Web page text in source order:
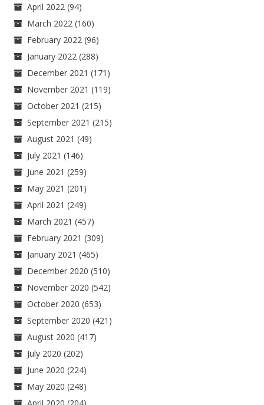
April 2022 (94)
March 2022 (160)
February 2022 (96)
January 2022 (288)
December 2021 (171)
November 2021 (119)
October 2021 (215)
September 2021 (215)
August 2021 (49)
July 2021 (146)
June 2021 (259)
May 2021 (201)
April 2021 (249)
March 2021 (457)
February 2021 (309)
January 2021 (465)
December 2020 (510)
November 2020 (542)
October 2020 (653)
September 2020 (421)
August 2020 (417)
July 2020 (202)
June 2020 (224)
May 2020 (248)